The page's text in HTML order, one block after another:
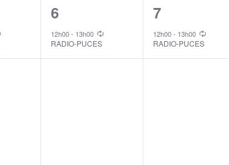
1
event,
6
12h00- 13h00
RADIO-PUCES
1
event,
7
12h00- 13h00
RADIO-PUCES